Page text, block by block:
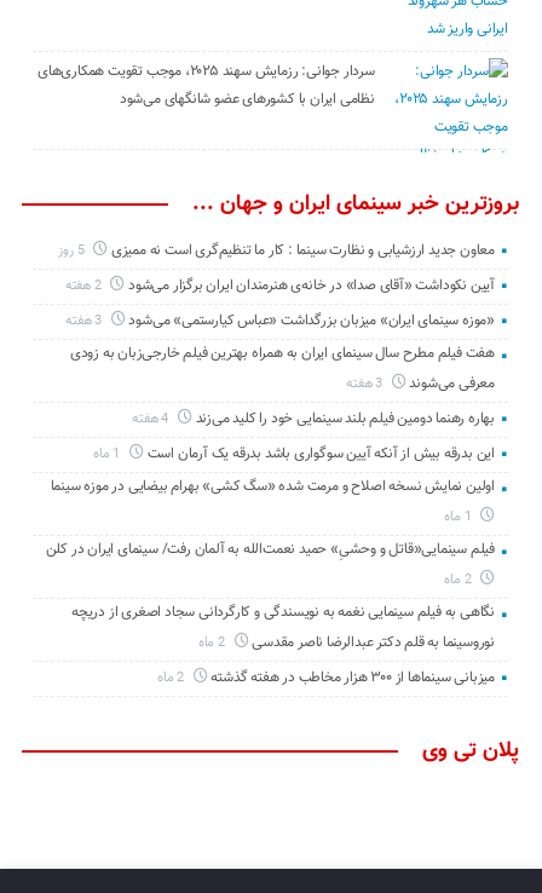
سردار جوانی: رزمایش سهند ۲۰۲۵، موجب تقویت همکاری‌های
نظامی ایران با کشور‌های عضو شانگهای می‌شود
بروزترین خبر سینمای ایران و جهان ...
معاون جدید ارزشیابی و نظارت سینما : کار ما تنظیم‌گری است نه ممیزی 5 روز
آیین نکوداشت «آقای صدا» در خانه‌ی هنرمندان ایران برگزار می‌شود 2 هفته
«موزه سینمای ایران» میزبان بزرگداشت «عباس کیارستمی» می‌شود 3 هفته
هفت فیلم مطرح سال سینمای ایران به همراه بهترین فیلم خارجی‌زبان به زودی
معرفی می‌شوند
3 هفته
بهاره رهنما دومین فیلم بلند سینمایی خود را کلید می‌زند
این بدرقه بیش از آنکه آیین سوگواری باشد بدرقه یک آرمان است
اولین نمایش نسخه اصلاح و مرمت شده «سگ کشی» بهرام بیضایی در موزه سینما
فیلم سینمایی«قاتل و وحشیِ» حمید نعمت‌الله به آلمان رفت/ سینمای ایران در کلن
2 ماه
نگاهی به فیلم سینمایی نغمه به نویسندگی و کارگردانی سجاد اصغری از دریچه
نوروسینما به قلم دکتر عبدالرضا ناصر مقدسی
2 ماه
میزبانی سینماها از ۳۰۰ هزار مخاطب در هفته گذشته 2 ماه
پلان تی وی